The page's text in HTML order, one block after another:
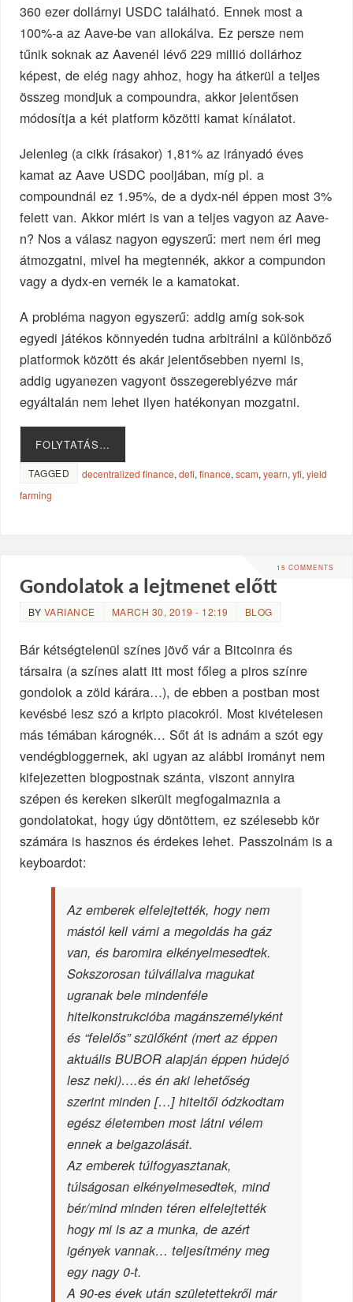
360 ezer dollárnyi USDC található. Ennek most a
100%-a az Aave-be van allokálva. Ez persze nem
tűnik soknak az Aavenél lévő 229 millió dollárhoz
képest, de elég nagy ahhoz, hogy ha átkerül a teljes
összeg mondjuk a compoundra, akkor jelentősen
módosítja a két platform közötti kamat kínálatot.
Jelenleg (a cikk írásakor) 1,81% az irányadó éves
kamat az Aave USDC pooljában, míg pl. a
compoundnál ez 1.95%, de a dydx-nél éppen most 3%
felett van. Akkor miért is van a teljes vagyon az Aave-
n? Nos a válasz nagyon egyszerű: mert nem éri meg
átmozgatni, mivel ha megtennék, akkor a compundon
vagy a dydx-en vernék le a kamatokat.
A probléma nagyon egyszerű: addig amíg sok-sok
egyedi játékos könnyedén tudna arbitrálni a különböző
platformok között és akár jelentősebben nyerni is,
addig ugyanezen vagyont összegereblyézve már
egyáltalán nem lehet ilyen hatékonyan mozgatni.
FOLYTATÁS…
TAGGED decentralized finance,defi,finance,scam,yearn,yfi,yield
farming
15 COMMENTS
Gondolatok a lejtmenet előtt
BY VARIANCE MARCH 30, 2019 - 12:19 BLOG
Bár kétségtelenül színes jövő vár a Bitcoinra és
társaira (a színes alatt itt most főleg a piros színre
gondolok a zöld kárára…), de ebben a postban most
kevésbé lesz szó a kripto piacokról. Most kivételesen
más témában kárognék… Sőt át is adnám a szót egy
vendégbloggernek, aki ugyan az alábbi irományt nem
kifejezetten blogpostnak szánta, viszont annyira
szépen és kereken sikerült megfogalmaznia a
gondolatokat, hogy úgy döntöttem, ez szélesebb kör
számára is hasznos és érdekes lehet. Passzolnám is a
keyboardot:
Az emberek elfelejtették, hogy nem
mástól kell várni a megoldás ha gáz
van, és baromira elkényelmesedtek.
Sokszorosan túlvállalva magukat
ugranak bele mindenféle
hitelkonstrukcióba magánszemélyként
és “felelős” szülőként (mert az éppen
aktuális BUBOR alapján éppen húdejó
lesz neki)….és én aki lehetőség
szerint minden […] hiteltől ódzkodtam
egész életemben most látni vélem
ennek a beigazolását.
Az emberek túlfogyasztanak,
túlságosan elkényelmesedtek, mind
bér/mind minden téren elfelejtették
hogy mi is az a munka, de azért
igények vannak… teljesítmény meg
egy nagy 0-t.
A 90-es évek után születettekről már